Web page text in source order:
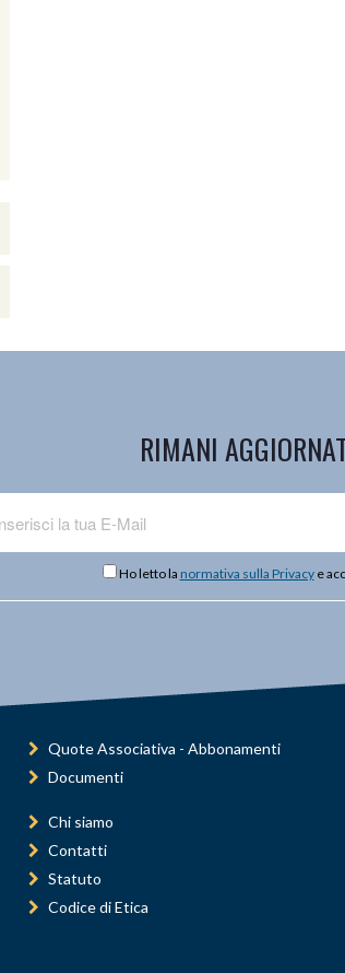
RIMANI
Ho letto la normativa sulla Privacye
Quote Associativa - Abbonamenti
Documenti
Chi siamo
Contatti
Statuto
Codice di Etica